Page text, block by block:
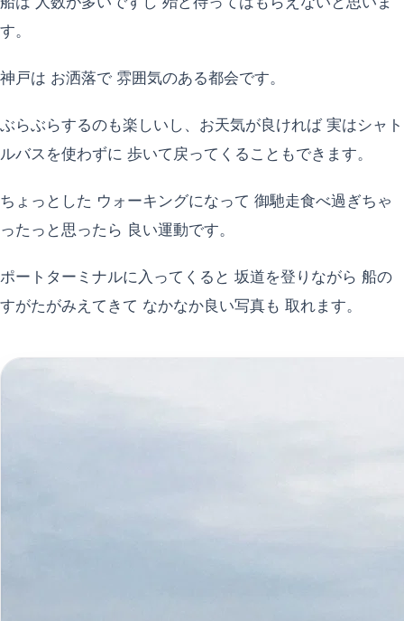
す。
神戸は お洒落で 雰囲気のある都会です。
ぶらぶらするのも楽しいし、お天気が良ければ 実はシャト
ルバスを使わずに 歩いて戻ってくることもできます。
ちょっとした ウォーキングになって 御馳走食べ過ぎちゃ
ったっと思ったら 良い運動です。
ポートターミナルに入ってくると 坂道を登りながら 船の
すがたがみえてきて なかなか良い写真も 取れます。